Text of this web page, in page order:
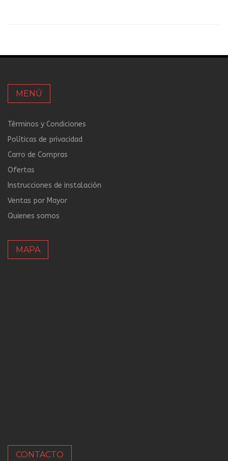
MENÚ
Términos y Condiciones
Políticas de privacidad
Carro de Compras
Ofertas
Instrucciones de instalación
Ventas por Mayor
Quienes somos
MAPA
CONTACTO